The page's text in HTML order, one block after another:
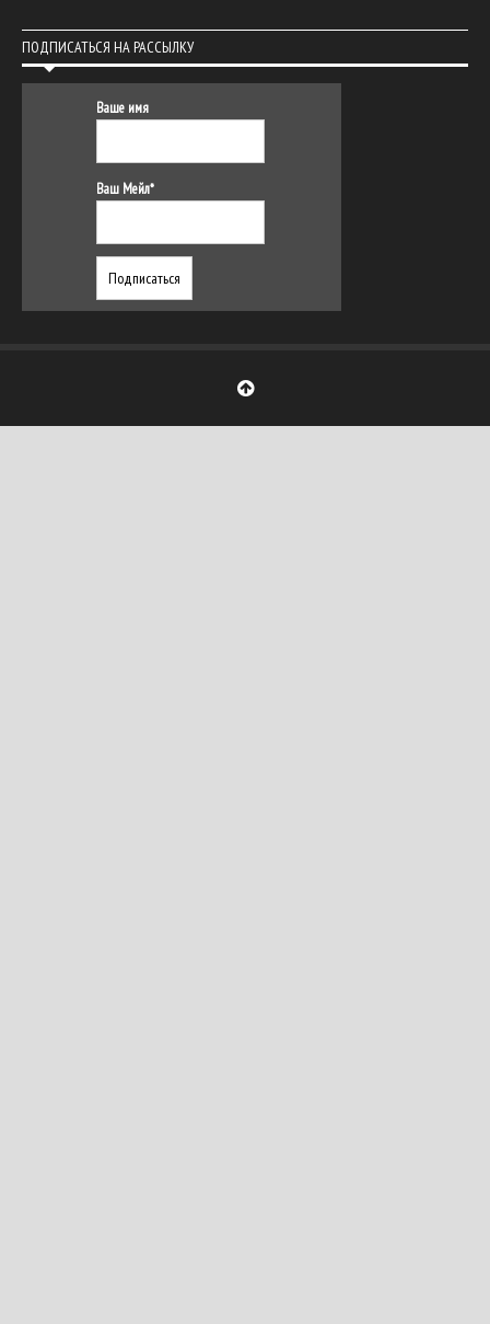
ПОДПИСАТЬСЯ НА РАССЫЛКУ
Ваше имя
Ваш Мейл*